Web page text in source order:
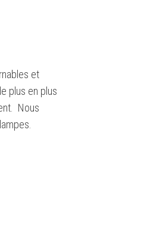
et
plus en plus
Nous